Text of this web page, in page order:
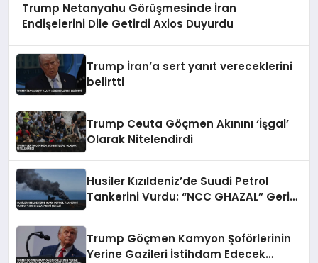
Trump Netanyahu Görüşmesinde İran
Endişelerini Dile Getirdi Axios Duyurdu
Trump İran’a sert yanıt vereceklerini
belirtti
Trump Ceuta Göçmen Akınını ‘İşgal’
Olarak Nitelendirdi
Husiler Kızıldeniz’de Suudi Petrol
Tankerini Vurdu: “NCC GHAZAL” Geri
Trump Göçmen Kamyon Şoförlerinin
Yerine Gazileri İstihdam Edecek